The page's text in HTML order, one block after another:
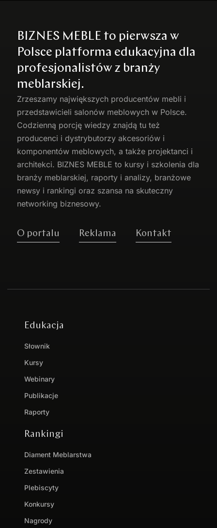
BIZNES MEBLE to pierwsza w
Polsce platforma edukacyjna dla
profesjonalistów z branży
meblarskiej.
Zrzeszamy największych producentów mebli i
przedstawicieli salonów meblowych w Polsce.
Codzienną porcję wiedzy znajdą tu też
producenci i dystrybutorzy akcesoriów i
komponentów meblowych, a także projektanci i
architekci. BIZNES MEBLE to kursy i szkolenia dla
branży meblarskiej, raporty i analizy, branżowe
newsy i rankingi oraz szansa na skuteczny
networking biznesowy.
O portalu Reklama Kontakt
Edukacja
Słownik
Kursy
Webinary
Publikacje
Raporty
Rankingi
Diament Meblarstwa
Zestawienia
Plebiscyty
Konkursy
Nagrody